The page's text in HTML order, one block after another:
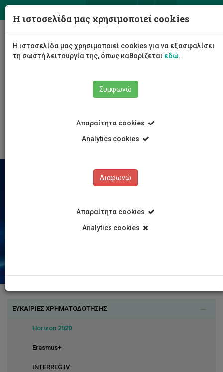
ΕΥΚΑΙΡΙΕΣ ΧΡΗΜΑΤΟΔΟΤΗΣΗΣ
Horizon 2020
Erasmus+
INTERREG IV
Η ιστοσελίδα μας χρησιμοποιεί cookies
Η ιστοσελίδα μας χρησιμοποιεί cookies για να εξασφαλίσει
τη σωστή λειτουργία της, όπως καθορίζεται εδώ.
Συμφωνώ
Απαραίτητα cookies
Analytics cookies
Διαφωνώ
Απαραίτητα cookies
Analytics cookies